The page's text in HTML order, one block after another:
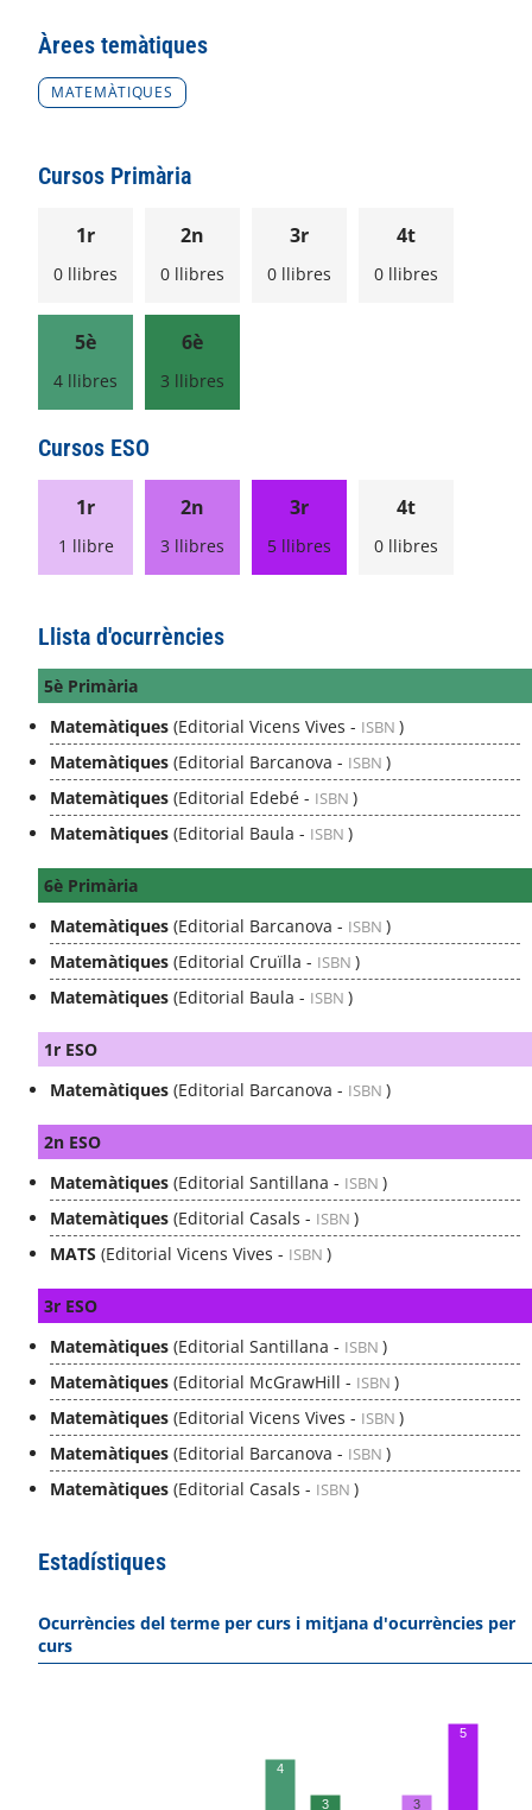
Àrees temàtiques
MATEMÀTIQUES
Cursos Primària
1r
0 llibres
2n
0 llibres
3r
0 llibres
4t
0 llibres
5è
4 llibres
6è
3 llibres
Cursos ESO
1r
1 llibre
2n
3 llibres
3r
5 llibres
4t
0 llibres
Llista d'ocurrències
5è Primària
Matemàtiques (Editorial Vicens Vives - ISBN )
Matemàtiques (Editorial Barcanova - ISBN )
Matemàtiques (Editorial Edebé - ISBN )
Matemàtiques (Editorial Baula - ISBN )
6è Primària
Matemàtiques (Editorial Barcanova - ISBN )
Matemàtiques (Editorial Cruïlla - ISBN )
Matemàtiques (Editorial Baula - ISBN )
1r ESO
Matemàtiques (Editorial Barcanova - ISBN )
2n ESO
Matemàtiques (Editorial Santillana - ISBN )
Matemàtiques (Editorial Casals - ISBN )
MATS (Editorial Vicens Vives - ISBN )
3r ESO
Matemàtiques (Editorial Santillana - ISBN )
Matemàtiques (Editorial McGrawHill - ISBN )
Matemàtiques (Editorial Vicens Vives - ISBN )
Matemàtiques (Editorial Barcanova - ISBN )
Matemàtiques (Editorial Casals - ISBN )
Estadístiques
Ocurrències del terme per curs i mitjana d'ocurrències per
curs
4
3 3
5